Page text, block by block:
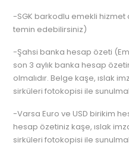
-SGK barkodlu emekli
temin edebilirsiniz)
-Şahsi banka hesap özeti
son 3 aylık banka hesap
olmalıdır. Belge kaşe, ıslak
sirküleri fotokopisi ile
-Varsa Euro ve USD birikim
hesap özetiniz kaşe, ıslak
sirküleri fotokopisi ile